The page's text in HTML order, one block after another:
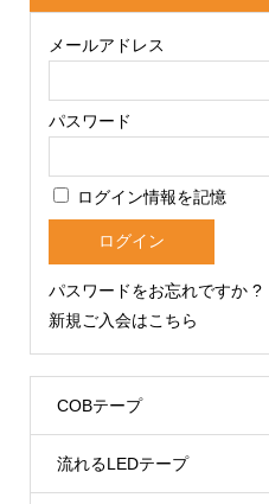
メールアドレス
パスワード
ログイン情報を記憶
パスワードをお忘れですか ?
新規ご入会はこちら
COBテープ
流れるLEDテープ